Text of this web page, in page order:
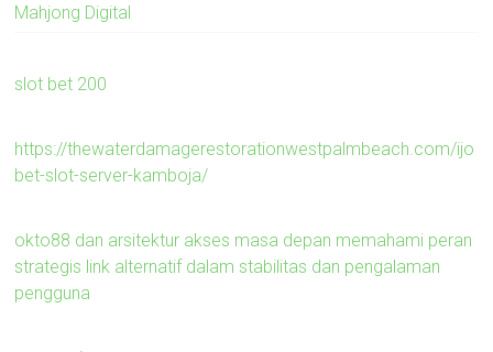
Mahjong Digital
slot bet 200
https://thewaterdamagerestorationwestpalmbeach.com/ijo
bet-slot-server-kamboja/
okto88 dan arsitektur akses masa depan memahami peran
strategis link alternatif dalam stabilitas dan pengalaman
pengguna